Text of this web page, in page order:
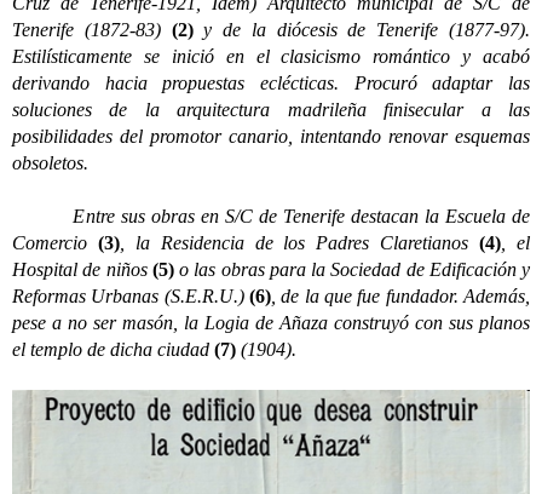
Tenerife (1872-83) (2)y de la diócesis de Tenerife (1877-97).
Estilísticamente se inició en el clasicismo romántico y acabó
derivando hacia propuestas eclécticas. Procuró adaptar las
soluciones de la arquitectura madrileña finisecular a las
posibilidades del promotor canario, intentando renovar esquemas
obsoletos.
Entre sus obras en S/C de Tenerife destacan la Escuela de
Comercio (3), la Residencia de los Padres Claretianos(4) , el
Hospital de niños (5)o las obras para la Sociedad de Edificación y
Reformas Urbanas (S.E.R.U.) (6) , de la que fue fundador. Además,
pese a no ser masón, la Logia de Añaza construyó con sus planos
el templo de dicha ciudad (7) (1904).